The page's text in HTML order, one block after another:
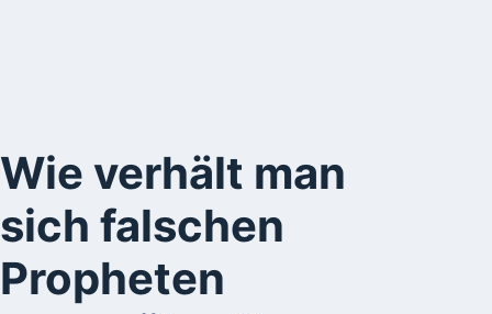
Wie verhält man
sich falschen
Propheten